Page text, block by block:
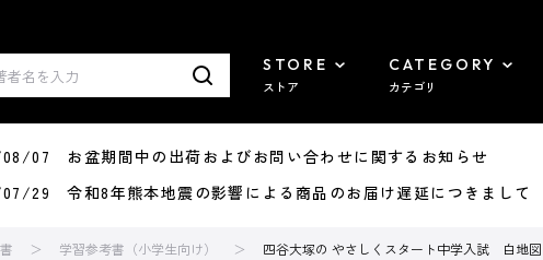
STORE
ストア
CATEGORY
カテゴリ
07 お盆期間中の出荷およびお問い合わせに関するお知らせ
29 令和8年熊本地震の影響による商品のお届け遅延につきまして
学習参考書（小学生向け） 四谷大塚の やさしくスタート中学入試 白地